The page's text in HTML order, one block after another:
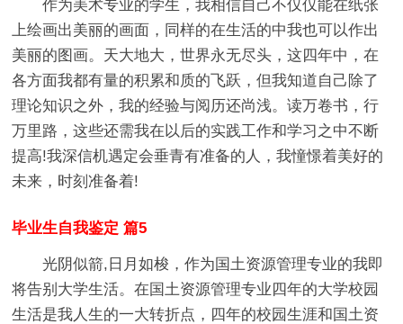
作为美术专业的学生，我相信自己不仅仅能在纸张
上绘画出美丽的画面，同样的在生活的中我也可以作出
美丽的图画。天大地大，世界永无尽头，这四年中，在
各方面我都有量的积累和质的飞跃，但我知道自己除了
理论知识之外，我的经验与阅历还尚浅。读万卷书，行
万里路，这些还需我在以后的实践工作和学习之中不断
提高!我深信机遇定会垂青有准备的人，我憧憬着美好的
未来，时刻准备着!
毕业生自我鉴定 篇5
光阴似箭,日月如梭，作为国土资源管理专业的我即
将告别大学生活。在国土资源管理专业四年的大学校园
生活是我人生的一大转折点，四年的校园生涯和国土资